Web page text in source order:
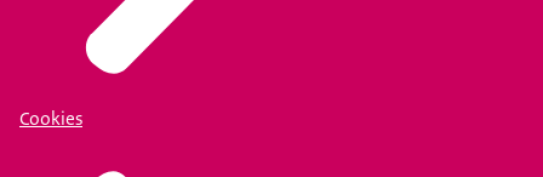
Cookies